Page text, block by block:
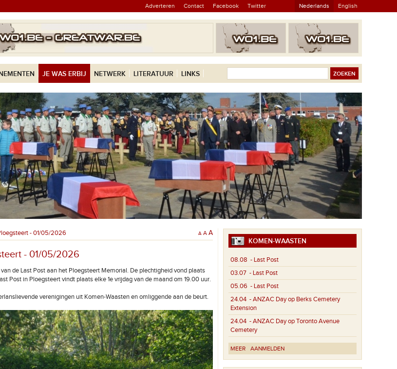
Adverteren Contact Facebook Twitter Nederlands English
JE WAS ERBIJ NETWERK LITERATUUR LINKS
- 01/05/2026 A A A
- 01/05/2026
de Last Post aan het Ploegsteert Memorial. De plechtigheid vond plaats
Post in Ploegsteert vindt plaats elke 1e vrijdag van de maand om 19.00 uur.
verenigingen uit Komen-Waasten en omliggende aan de beurt.
KOMEN-WAASTEN
08.08 - Last Post
03.07 - Last Post
05.06 - Last Post
24.04 - ANZAC Day op Berks Cemetery
Extension
24.04 - ANZAC Day op Toronto Avenue
Cemetery
MEER AANMELDEN